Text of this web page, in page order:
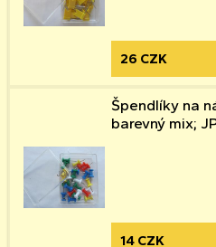
26 CZK
Špendlíky na
barevný mix;
14 CZK